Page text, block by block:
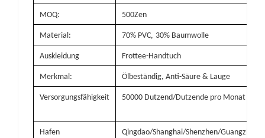
MOQ: 500Zen
Material: 70% PVC, 30% Baumwolle
Auskleidung Frottee-Handtuch
Merkmal: Ölbeständig, Anti-Säure & Lauge
Versorgungsfähigkeit 50000 Dutzend/Dutzende pro Monat
Hafen Qingdao/Shanghai/Shenzhen/Guangzhou